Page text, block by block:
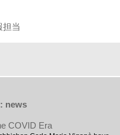
news
COVID Era
担当